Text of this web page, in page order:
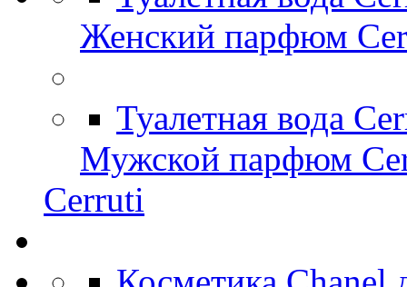
Женский парфюм
Туалетная вода
Мужской парфюм
Cerruti